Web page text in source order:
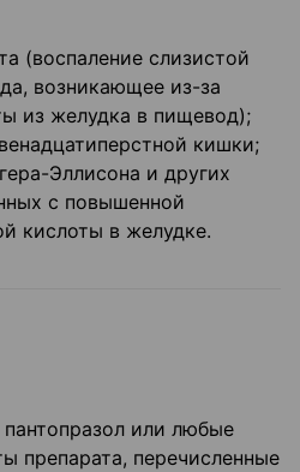
(воспаление слизистой
возникающее из-за
из желудка в пищевод);
кишки;
Эллисона и других
с повышенной
кислоты в желудке.
пантопразол или любые
препарата, перечисленные